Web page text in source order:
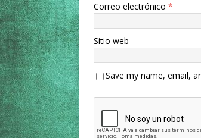
Correo electrónico *
Sitio web
Save my name, email,